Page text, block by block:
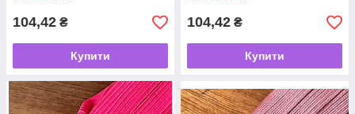
104,42 ₴
Купити
104,42 ₴
Купити